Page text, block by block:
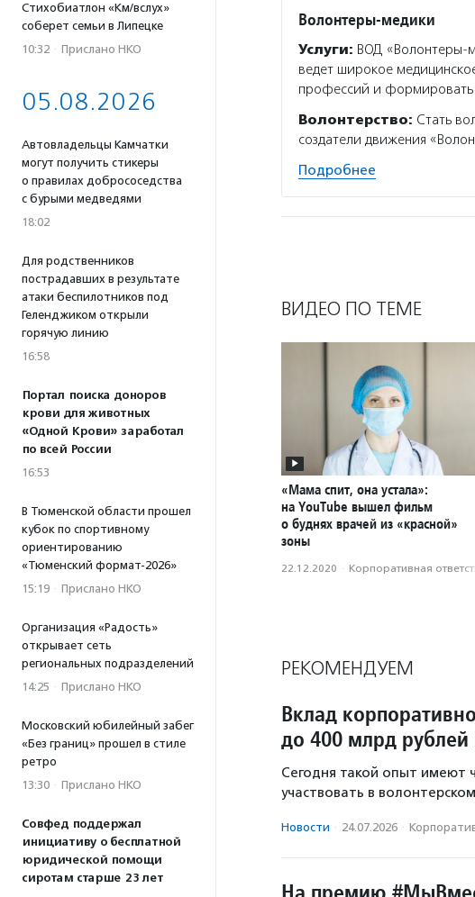
Стихобиатлон «Км/вслух»
соберет семьи в Липецке
10:32 · Прислано НКО
05.08.2026
Автовладельцы Камчатки
могут получить стикеры
о правилах добрососедства
с бурыми медведями
18:02
Для родственников
пострадавших в результате
атаки беспилотников под
Геленджиком открыли
горячую линию
16:58
Портал поиска доноров
крови для животных
«Одной Крови» заработал
по всей России
16:53
В Тюменской области прошел
кубок по спортивному
ориентированию
«Тюменский формат-2026»
15:19 · Прислано НКО
Организация «Радость»
открывает сеть
региональных подразделений
14:25 · Прислано НКО
Московский юбилейный забег
«Без границ» прошел в стиле
ретро
13:30 · Прислано НКО
Совфед поддержал
инициативу о бесплатной
юридической помощи
сиротам старше 23 лет
Волонтеры-медики
Услуги: ВОД «Волонтеры-
ведет широкое
профессий и формировать
Волонтерство: Стать
создатели движения
Подробнее
ВИДЕО ПО ТЕМЕ
«Мама спит, она устала»:
на YouTube вышел фильм
о буднях врачей из «красной»
зоны
22.12.2020 · Корпоративная
РЕКОМЕНДУЕМ
Вклад
до 400 млрд рублей
Сегодня такой опыт имеют
участвовать в
Новости · 24.07.2026 ·